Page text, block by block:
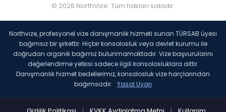
© 2026 NorthVize. Tüm hakları saklıdır.
Northvize, profesyonel vize danışmanlık hizmeti sunan TÜRSAB üyesi
bağımsız bir şirkettir. Hiçbir konsolosluk veya devlet kurumu ile
doğrudan organik bağımız bulunmamaktadır. Vize başvurularını
değerlendirme yetkisi sadece ilgili konsolosluklara aittir.
Danışmanlık hizmet bedellerimiz, konsolosluk vize harçlarından
bağımsızdır. Yasal Uyarı